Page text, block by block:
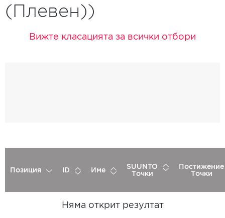
(Плевен))
Вижте класацията за всички отбори
Позиция ID Име
SUUNTO
Точки
Постижение
Точки
Няма открит резултат